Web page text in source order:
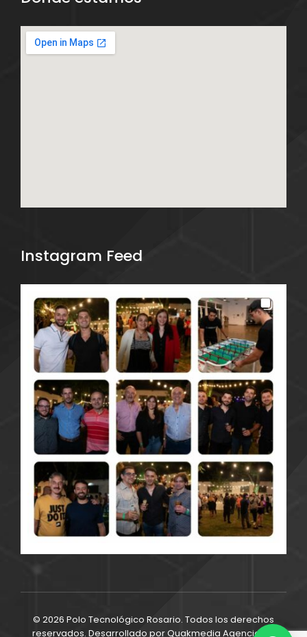
Instagram Feed
© 2026 Polo Tecnológico Rosario. Todos los derechos
reservados. Desarrollado porQuakmedia Agencia de